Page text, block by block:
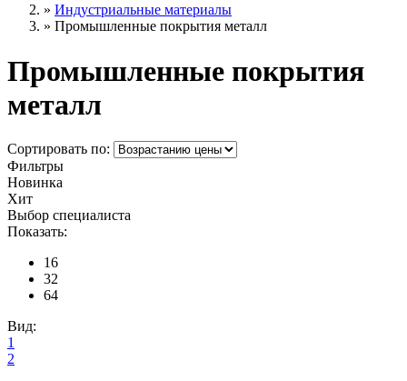
» Индустриальные материалы
» Промышленные покрытия металл
Промышленные покрытия
металл
Сортировать по:
Фильтры
Новинка
Хит
Выбор специалиста
Показать:
16
32
64
Вид:
1
2